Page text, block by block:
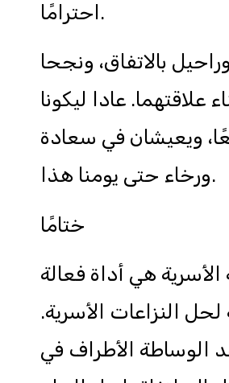
احترامًا.
بالاتفاق، ونجحا
علاقتهما. عادا ليكونا
ويعيشان في سعادة
ورخاء حتى يومنا هذا.
ختامًا
الأسرية هي أداة فعالة
النزاعات الأسرية.
الوساطة الأطراف في